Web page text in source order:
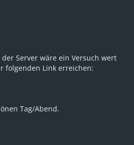
Server wäre ein Versuch wert
folgenden Link erreichen:
Tag/Abend.